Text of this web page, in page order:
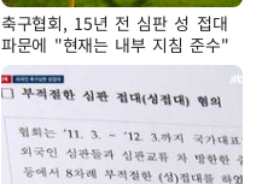
축구협회, 15년 전 심판 성 접대
파문에 "현재는 내부 지침 준수"